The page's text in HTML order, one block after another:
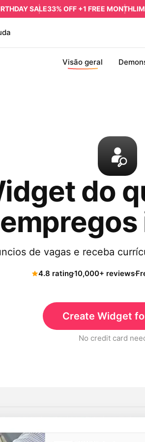
SALE33% OFF +1 FREE MONTH
Visão geral
do
empregos
de vagas e receba
4.8 rating10,000+ reviews
Create Widget
No credit card